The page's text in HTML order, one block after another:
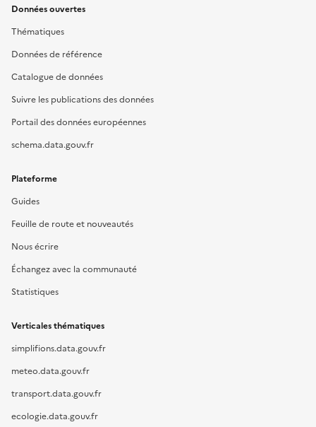
Données ouvertes
Thématiques
Données de référence
Catalogue de données
Suivre les publications des données
Portail des données européennes
schema.data.gouv.fr
Plateforme
Guides
Feuille de route et nouveautés
Nous écrire
Échangez avec la communauté
Statistiques
Verticales thématiques
simplifions.data.gouv.fr
meteo.data.gouv.fr
transport.data.gouv.fr
ecologie.data.gouv.fr